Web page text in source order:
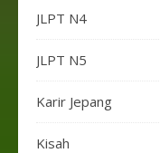
JLPT N4
JLPT N5
Karir Jepang
Kisah